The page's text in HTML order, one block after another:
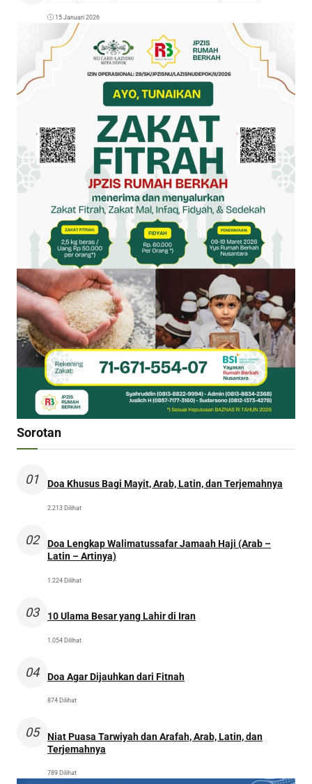
15 Januari 2026
Sorotan
01 Doa Khusus Bagi Mayit, Arab, Latin, dan Terjemahnya
2.213 Dilihat
02
Doa Lengkap Walimatussafar Jamaah Haji (Arab –
Latin – Artinya)
1.224 Dilihat
03 10 Ulama Besar yang Lahir di Iran
1.054 Dilihat
04 Doa Agar Dijauhkan dari Fitnah
874 Dilihat
05
Niat Puasa Tarwiyah dan Arafah, Arab, Latin, dan
Terjemahnya
789 Dilihat